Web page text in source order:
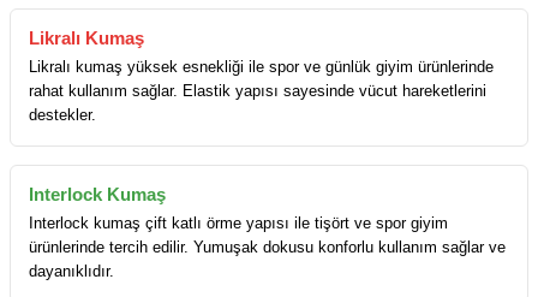
Likralı Kumaş
Likralı kumaş yüksek esnekliği ile spor ve günlük giyim ürünlerinde
rahat kullanım sağlar. Elastik yapısı sayesinde vücut hareketlerini
destekler.
Interlock Kumaş
Interlock kumaş çift katlı örme yapısı ile tişört ve spor giyim
ürünlerinde tercih edilir. Yumuşak dokusu konforlu kullanım sağlar ve
dayanıklıdır.